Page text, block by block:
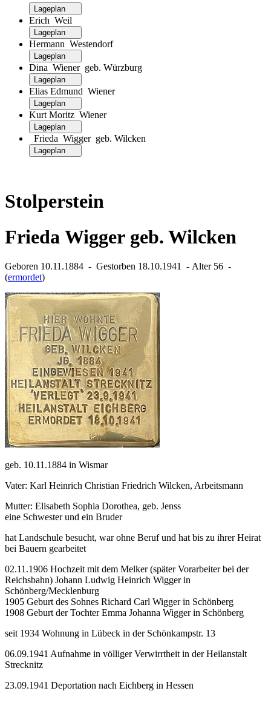
Erich Weil
Hermann Westendorf
Dina Wiener geb. Würzburg
Elias Edmund Wiener
Kurt Moritz Wiener
Frieda Wigger geb. Wilcken
Stolperstein
Frieda Wigger geb. Wilcken
Geboren 10.11.1884 ‐ Gestorben 18.10.1941 ‐ Alter 56 ‐
(ermordet)
geb. 10.11.1884 in Wismar
Vater: Karl Heinrich Christian Friedrich Wilcken, Arbeitsmann
Mutter: Elisabeth Sophia Dorothea, geb. Jenss
eine Schwester und ein Bruder
hat Landschule besucht, war ohne Beruf und hat bis zu ihrer Heirat
bei Bauern gearbeitet
02.11.1906 Hochzeit mit dem Melker (später Vorarbeiter bei der
Reichsbahn) Johann Ludwig Heinrich Wigger in
Schönberg/Mecklenburg
1905 Geburt des Sohnes Richard Carl Wigger in Schönberg
1908 Geburt der Tochter Emma Johanna Wigger in Schönberg
seit 1934 Wohnung in Lübeck in der Schönkampstr. 13
06.09.1941 Aufnahme in völliger Verwirrtheit in der Heilanstalt
Strecknitz
23.09.1941 Deportation nach Eichberg in Hessen